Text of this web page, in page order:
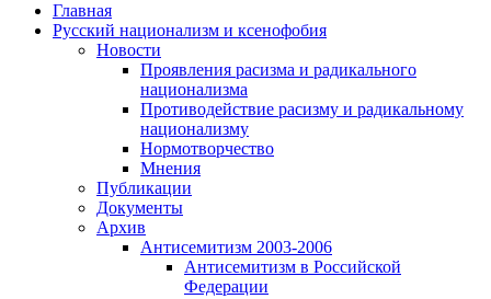
Главная
Русский национализм и ксенофобия
Новости
Проявления расизма и радикального
национализма
Противодействие расизму и радикальному
национализму
Нормотворчество
Мнения
Публикации
Документы
Архив
Антисемитизм 2003-2006
Антисемитизм в Российской
Федерации